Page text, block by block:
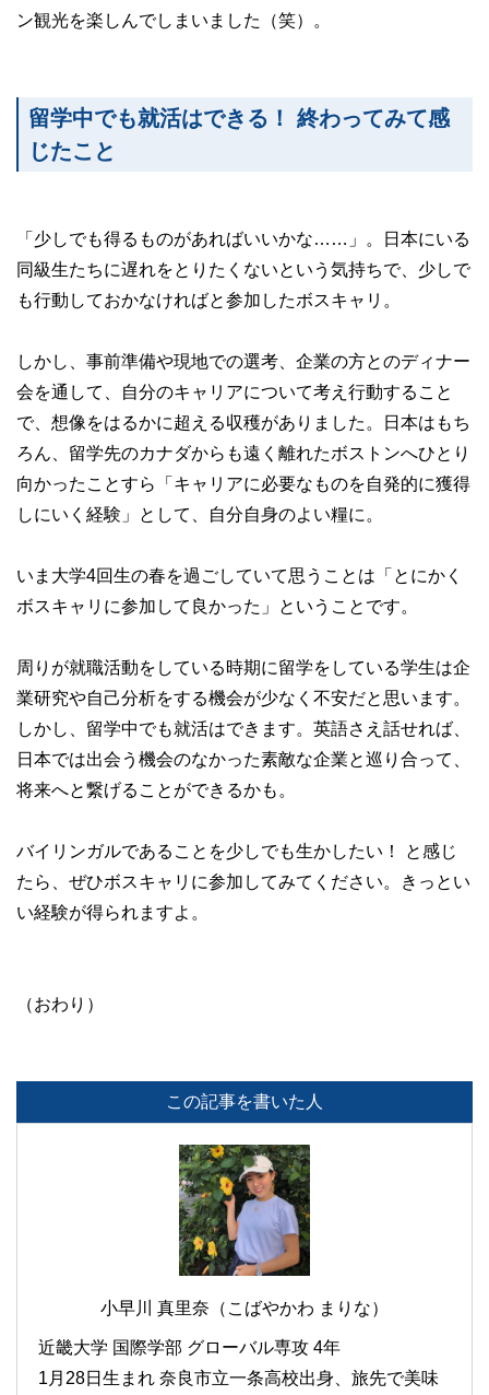
ン観光を楽しんでしまいました（笑）。
留学中でも就活はできる！ 終わってみて感
じたこと
「少しでも得るものがあればいいかな……」。日本にいる
同級生たちに遅れをとりたくないという気持ちで、少しで
も行動しておかなければと参加したボスキャリ。
しかし、事前準備や現地での選考、企業の方とのディナー
会を通して、自分のキャリアについて考え行動すること
で、想像をはるかに超える収穫がありました。日本はもち
ろん、留学先のカナダからも遠く離れたボストンへひとり
向かったことすら「キャリアに必要なものを自発的に獲得
しにいく経験」として、自分自身のよい糧に。
いま大学4回生の春を過ごしていて思うことは「とにかく
ボスキャリに参加して良かった」ということです。
周りが就職活動をしている時期に留学をしている学生は企
業研究や自己分析をする機会が少なく不安だと思います。
しかし、留学中でも就活はできます。英語さえ話せれば、
日本では出会う機会のなかった素敵な企業と巡り合って、
将来へと繋げることができるかも。
バイリンガルであることを少しでも生かしたい！ と感じ
たら、ぜひボスキャリに参加してみてください。きっとい
い経験が得られますよ。
（おわり）
この記事を書いた人
小早川 真里奈（こばやかわ まりな）
近畿大学 国際学部 グローバル専攻 4年
1月28日生まれ 奈良市立一条高校出身、旅先で美味